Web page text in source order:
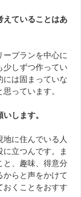
えていることはあ
ープランを中心に
少しずつ作ってい
には固まっていな
っています。
します。
に住んでいる人
立つんです。ま
と、趣味、得意分
からと声をかけて
おくことをおすす